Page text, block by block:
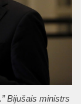
Bijušais ministrs